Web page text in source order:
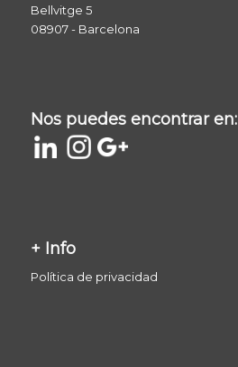
Bellvitge 5
08907 - Barcelona
Nos puedes encontrar en:
+ Info
Política de privacidad